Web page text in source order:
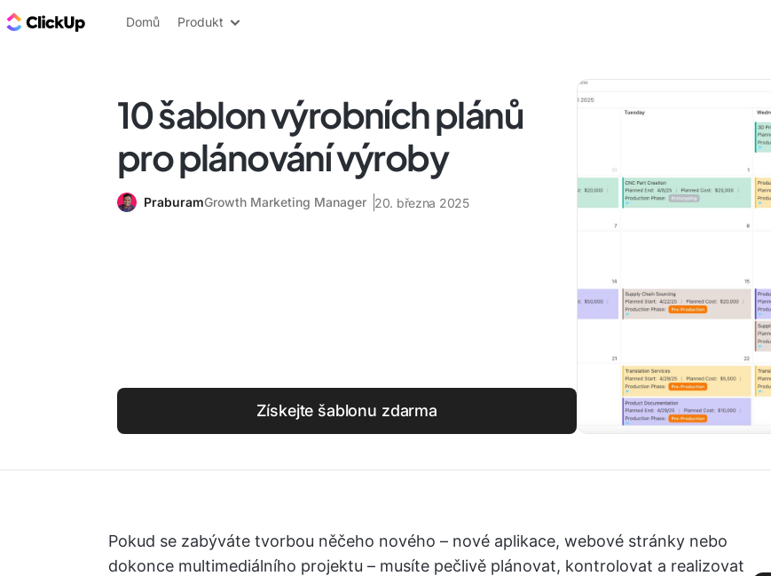
ClickUp blog
Domů Produkt
10 šablon výrobních plánů
pro plánování výroby
PraburamGrowth Marketing Manager 20. března 2025
Získejte šablonu zdarma
Pokud se zabýváte tvorbou něčeho nového – nové aplikace, webové stránky nebo
dokonce multimediálního projektu – musíte pečlivě plánovat, kontrolovat a realizovat